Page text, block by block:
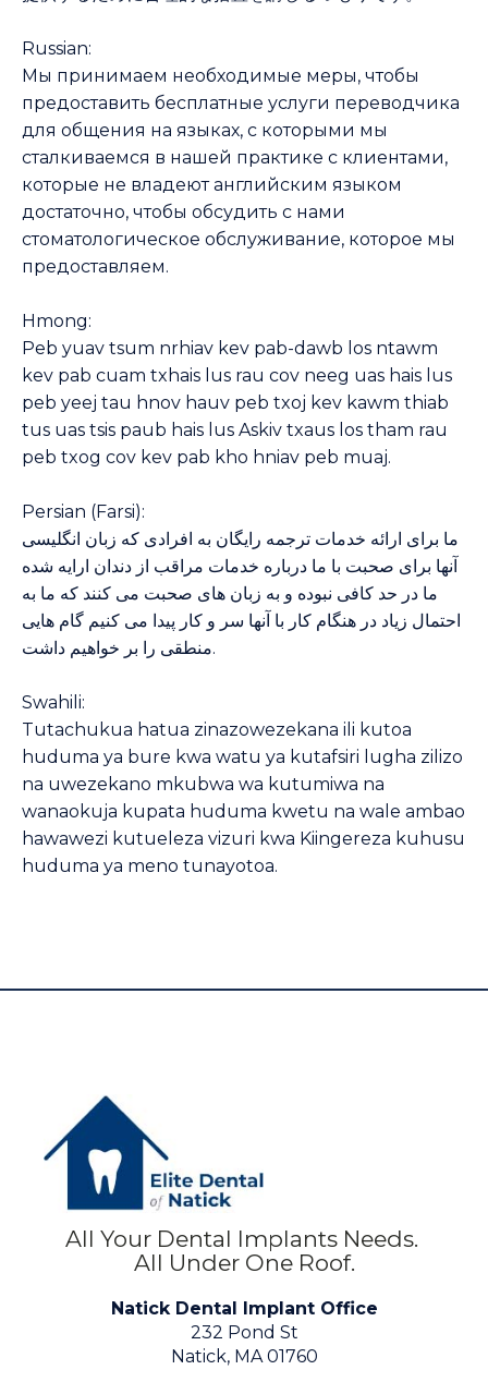
Russian:
Мы принимаем необходимые меры, чтобы
предоставить бесплатные услуги переводчика
для общения на языках, с которыми мы
сталкиваемся в нашей практике с клиентами,
которые не владеют английским языком
достаточно, чтобы обсудить с нами
стоматологическое обслуживание, которое мы
предоставляем.
Hmong:
Peb yuav tsum nrhiav kev pab-dawb los ntawm
kev pab cuam txhais lus rau cov neeg uas hais lus
peb yeej tau hnov hauv peb txoj kev kawm thiab
tus uas tsis paub hais lus Askiv txaus los tham rau
peb txog cov kev pab kho hniav peb muaj.
Persian (Farsi):
ما برای ارائه خدمات ترجمه رايگان به افرادی که زبان انگليسی
آنها برای صحبت با ما درباره خدمات مراقب از دندان ارايه شده
ما در حد کافی نبوده و به زبان های صحبت می کنند که ما به
احتمال زياد در هنگام کار با آنها سر و کار پيدا می کنيم گام هايی
منطقی را بر خواهيم داشت.
Swahili:
Tutachukua hatua zinazowezekana ili kutoa
huduma ya bure kwa watu ya kutafsiri lugha zilizo
na uwezekano mkubwa wa kutumiwa na
wanaokuja kupata huduma kwetu na wale ambao
hawawezi kutueleza vizuri kwa Kiingereza kuhusu
huduma ya meno tunayotoa.
All Your Dental Implants Needs.
All Under One Roof.
Natick Dental Implant Office
232 Pond St
Natick, MA 01760